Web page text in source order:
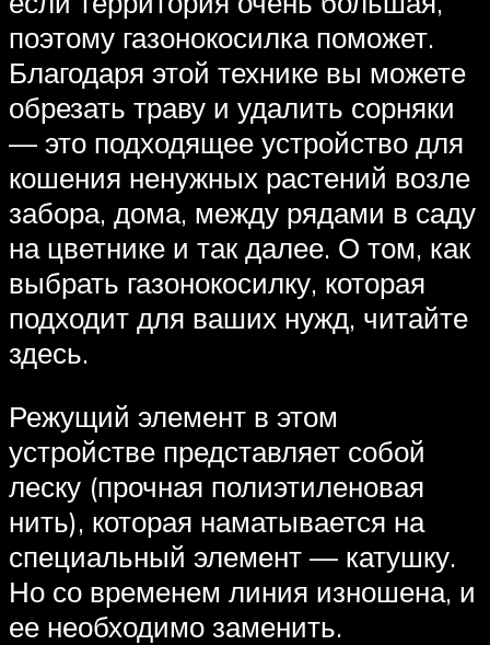
поэтому газонокосилка поможет.
Благодаря этой технике вы можете
обрезать траву и удалить сорняки
— это подходящее устройство для
кошения ненужных растений возле
забора, дома, между рядами в саду
на цветнике и так далее. О том, как
выбрать газонокосилку, которая
подходит для ваших нужд, читайте
здесь.
Режущий элемент в этом
устройстве представляет собой
леску (прочная полиэтиленовая
нить), которая наматывается на
специальный элемент — катушку.
Но со временем линия изношена, и
ее необходимо заменить.